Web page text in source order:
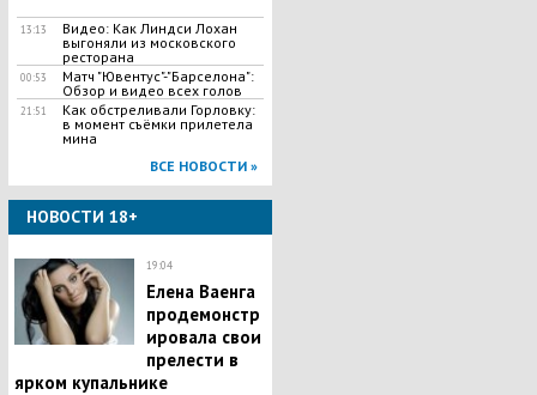
13:13
Видео: Как Линдси Лохан
выгоняли из московского
ресторана
00:53
Матч "Ювентус"-"Барселона":
Обзор и видео всех голов
21:51
Как обстреливали Горловку:
в момент съёмки прилетела
мина
ВСЕ НОВОСТИ »
НОВОСТИ 18+
19:04
Елена Ваенга
продемонстр
ировала свои
прелести в
ярком купальнике